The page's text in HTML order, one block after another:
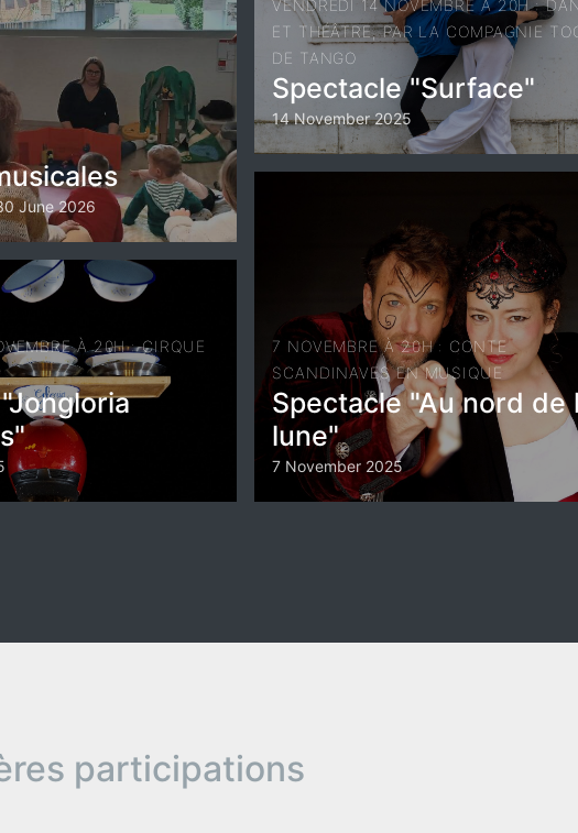
June 2026
À 20H : CIRQUE
VENDREDI 14 NOVEMBRE À 20H :
ET THÉÂTRE, PAR LA COMPAGNIE
DE TANGO
Spectacle "Surface"
14 November 2025
7 NOVEMBRE À 20H : CONTE
SCANDINAVES EN MUSIQUE
Spectacle "Au nord de
lune"
7 November 2025
participations